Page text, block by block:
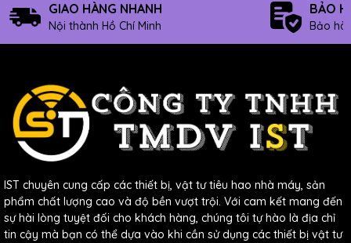
GIAO HÀNG NHANH
Nội thành Hồ Chí Minh
BẢO
Bảo
IST chuyên cung cấp các thiết bị, vật tư tiêu hao nhà máy, sản
phẩm chất lượng cao và độ bền vượt trội. Với cam kết mang đến
sự hài lòng tuyệt đối cho khách hàng, chúng tôi tự hào là địa chỉ
tin cậy mà bạn có thể dựa vào khi cần sử dụng các thiết bị vật tư